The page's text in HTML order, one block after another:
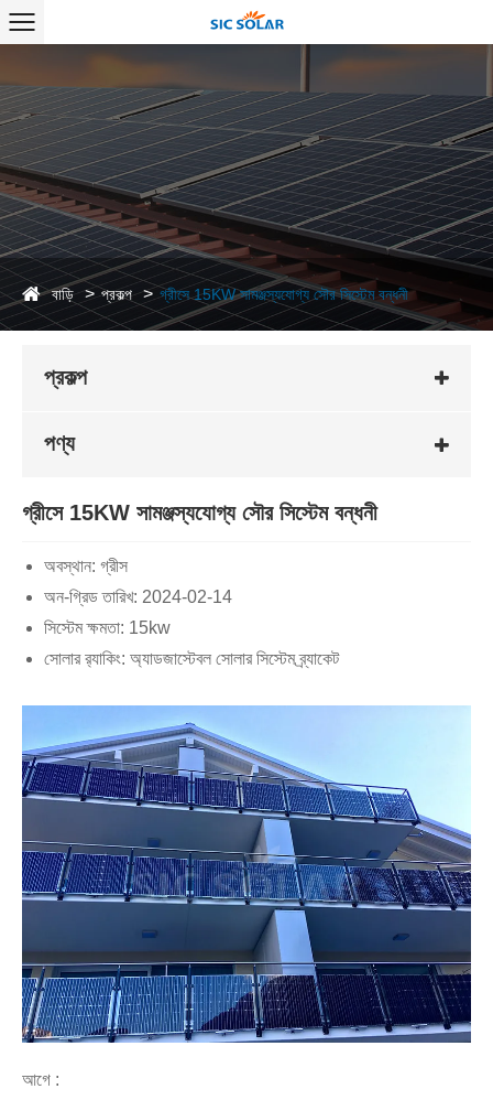
বাড়ি প্রকল্প গ্রীসে 15KW সামঞ্জস্যযোগ্য সৌর সিস্টেম বন্ধনী
প্রকল্প
পণ্য
গ্রীসে 15KW সামঞ্জস্যযোগ্য সৌর সিস্টেম বন্ধনী
অবস্থান: গ্রীস
অন-গ্রিড তারিখ: 2024-02-14
সিস্টেম ক্ষমতা: 15kw
সোলার র‌্যাকিং: অ্যাডজাস্টেবল সোলার সিস্টেম ব্র্যাকেট
আগে :